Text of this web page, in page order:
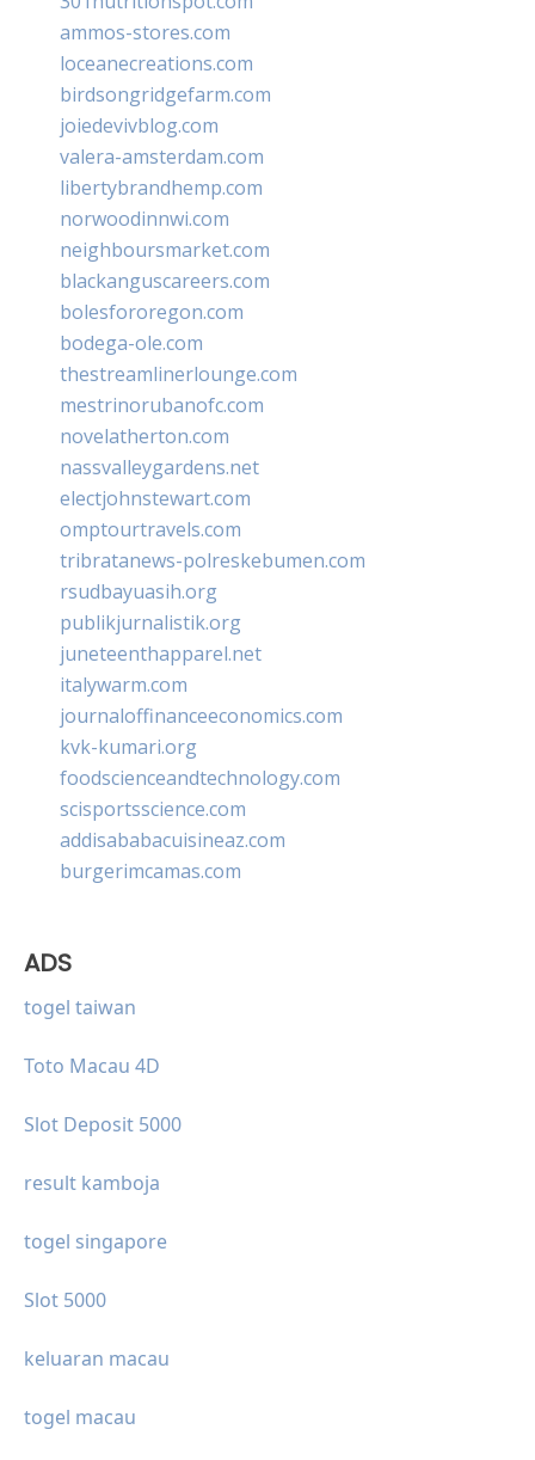
ammos-stores.com
loceanecreations.com
birdsongridgefarm.com
joiedevivblog.com
valera-amsterdam.com
libertybrandhemp.com
norwoodinnwi.com
neighboursmarket.com
blackanguscareers.com
bolesfororegon.com
bodega-ole.com
thestreamlinerlounge.com
mestrinorubanofc.com
novelatherton.com
nassvalleygardens.net
electjohnstewart.com
omptourtravels.com
tribratanews-polreskebumen.com
rsudbayuasih.org
publikjurnalistik.org
juneteenthapparel.net
italywarm.com
journaloffinanceeconomics.com
kvk-kumari.org
foodscienceandtechnology.com
scisportsscience.com
addisababacuisineaz.com
burgerimcamas.com
ADS
togel taiwan
Toto Macau 4D
Slot Deposit 5000
result kamboja
togel singapore
Slot 5000
keluaran macau
togel macau